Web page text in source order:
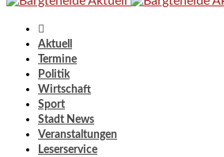
Aktuell
Termine
Politik
Wirtschaft
Sport
Stadt News
Veranstaltungen
Leserservice